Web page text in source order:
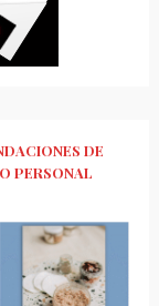
DE
PERSONAL